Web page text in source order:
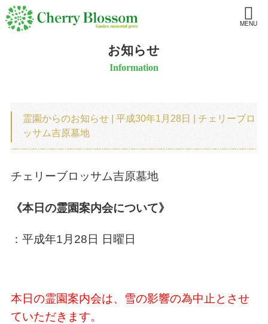
MENU
お知らせ
Information
霊園からのお知らせ | 平成30年1月28日 | チェリーブロ
ッサム吉原墓地
チェリーブロッサム吉原墓地
《本日の霊園案内会について》
：平成年1月28日 日曜日
本日の霊園案内会は、雪の影響の為中止とさせ
ていただきます。